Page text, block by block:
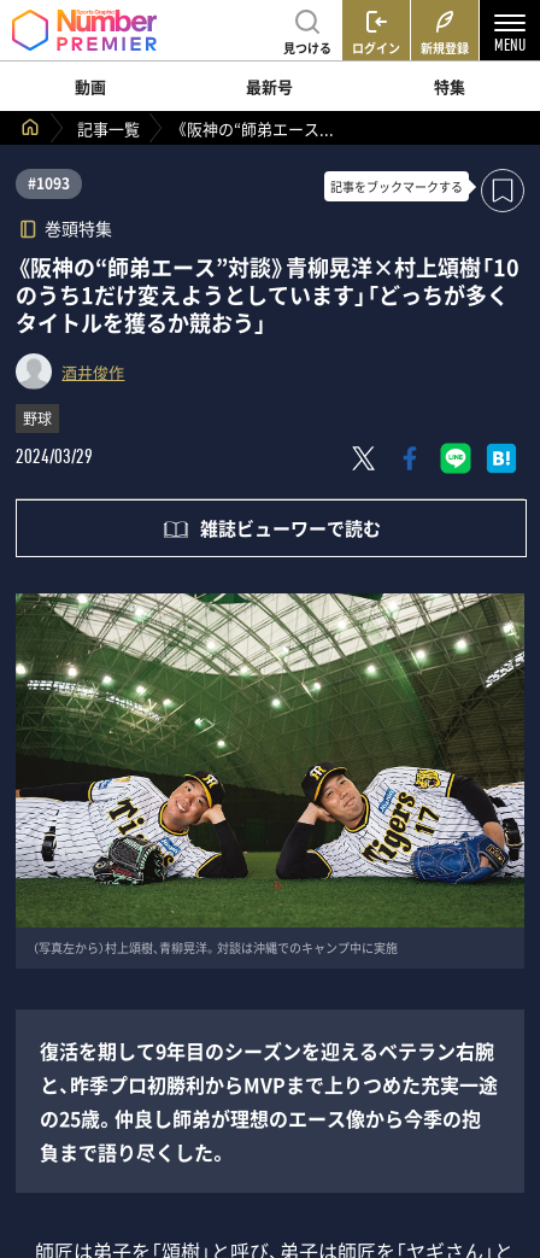
見つける ログイン 新規登録
動画 最新号
特集
記事一覧
《阪神の“師弟エース...
#1093
巻頭特集
記事をブックマークする
《阪神の“師弟エース”対談》青柳晃洋×村上頌樹「10
のうち1だけ変えようとしています」「どっちが多く
タイトルを獲るか競おう」
酒井俊作
野球
2024/03/29
雑誌ビューワーで読む
（写真左から）村上頌樹、青柳晃洋。対談は沖縄でのキャンプ中に実施
復活を期して9年目のシーズンを迎えるベテラン右腕
と、昨季プロ初勝利からMVPまで上りつめた充実一途
の25歳。仲良し師弟が理想のエース像から今季の抱
負まで語り尽くした。
師匠は弟子を「頌樹」と呼び、弟子は師匠を「ヤギさん」と